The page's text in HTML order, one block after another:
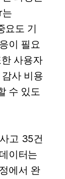
요도 기
이 필요
사용자
사 비용
수 있도
고 35건
이터는
에서 완